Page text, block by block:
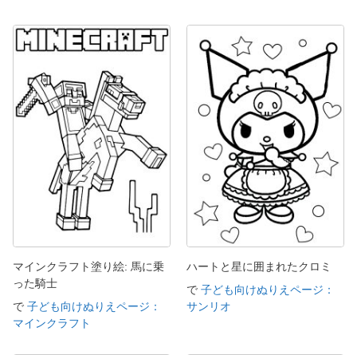
マインクラフト塗り絵: 馬に乗
った騎士
で 子ども向けぬりえページ：
マインクラフト
ハートと星に囲まれたクロミ
で 子ども向けぬりえページ：
サンリオ